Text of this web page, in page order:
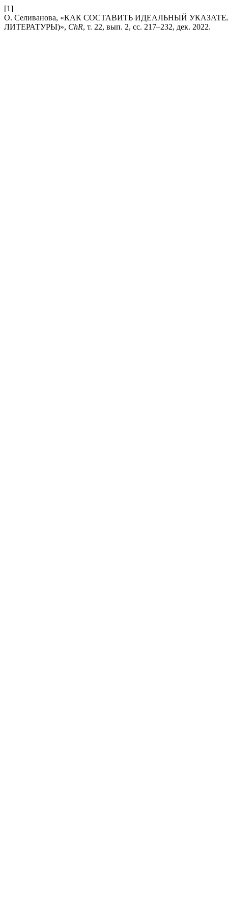
[1]
О. Селиванова, «КАК СОСТАВИТЬ ИДЕАЛЬНЫЙ
ЛИТЕРАТУРЫ)», ChR, т. 22, вып. 2, сс. 217–232, дек. 2022.